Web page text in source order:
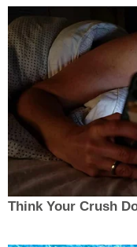
Think Your Crush